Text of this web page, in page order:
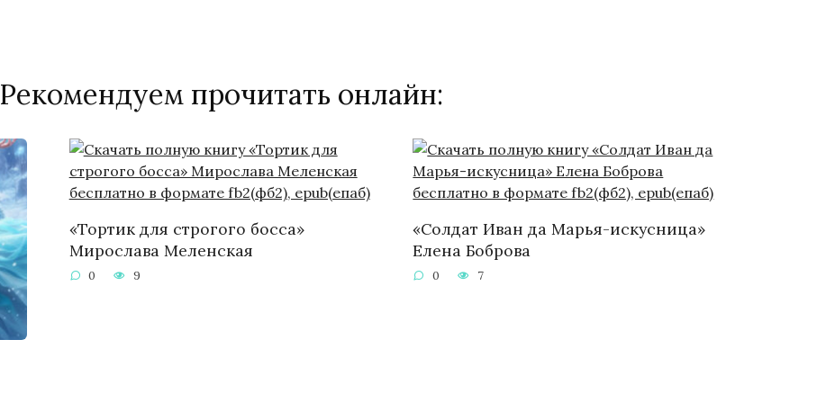
Рекомендуем прочитать онлайн:
«Тортик для строгого босса»
Мирослава Меленская
0 9
«Солдат Иван да Марья-искусница»
Елена Боброва
0 7